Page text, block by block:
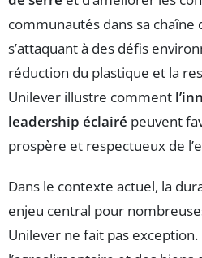
communautés dans sa chaîne
s’attaquant à des défis
réduction du plastique et la
Unilever illustre comment
leadership éclairé peuvent
prospère et respectueux de
Dans le contexte actuel, la
enjeu central pour
Unilever ne fait pas exception.